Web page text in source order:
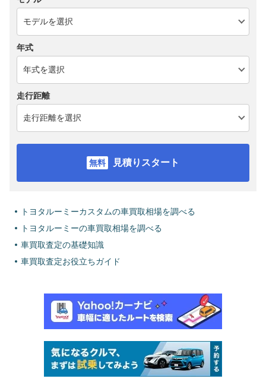
年式
走行距離
見積りスタート
トヨタルーミーカスタムの車買取相場を調べる
トヨタルーミーの車買取相場を調べる
車買取査定の基礎知識
車買取査定お役立ちガイド